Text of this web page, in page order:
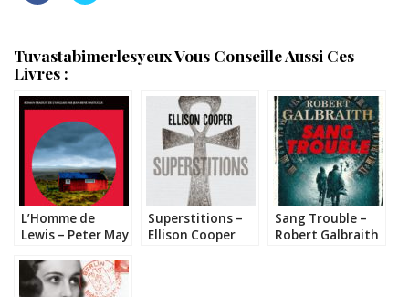
Tuvastabimerlesyeux Vous Conseille Aussi Ces
Livres :
L’Homme de
Lewis – Peter May
Superstitions –
Ellison Cooper
Sang Trouble –
Robert Galbraith